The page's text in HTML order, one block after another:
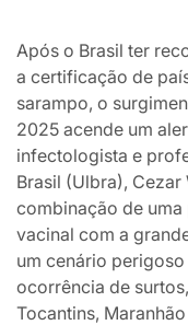
Após o Brasil ter
a certificação de
sarampo, o
2025 acende um
infectologista e
Brasil (Ulbra),
combinação de
vacinal com a
um cenário
ocorrência de
Tocantins,